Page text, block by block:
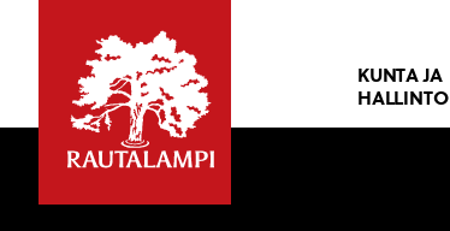
KUNTA JA
HALLINTO